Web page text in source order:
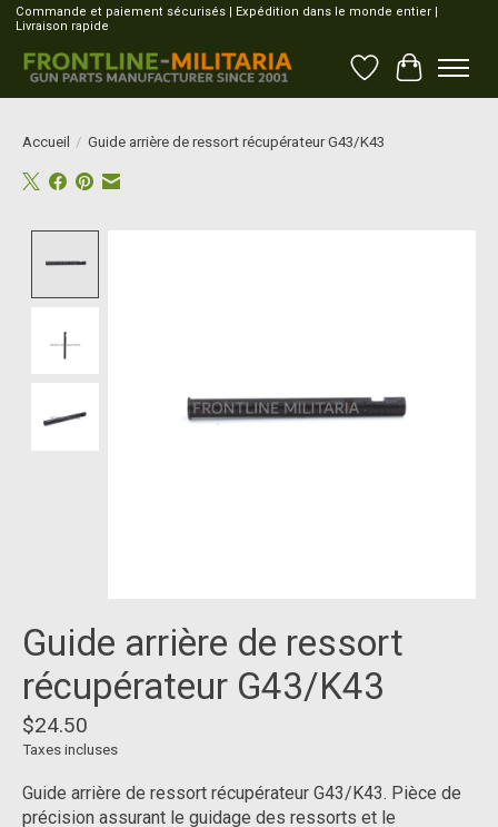
Commande et paiement sécurisés | Expédition dans le monde entier |
Livraison rapide
Liste dePanier
Accueil / Guide arrière de ressort récupérateur G43/K43
Guide arrière de ressort
récupérateur G43/K43
$24.50
Taxes incluses
Guide arrière de ressort récupérateur G43/K43. Pièce de
précision assurant le guidage des ressorts et le